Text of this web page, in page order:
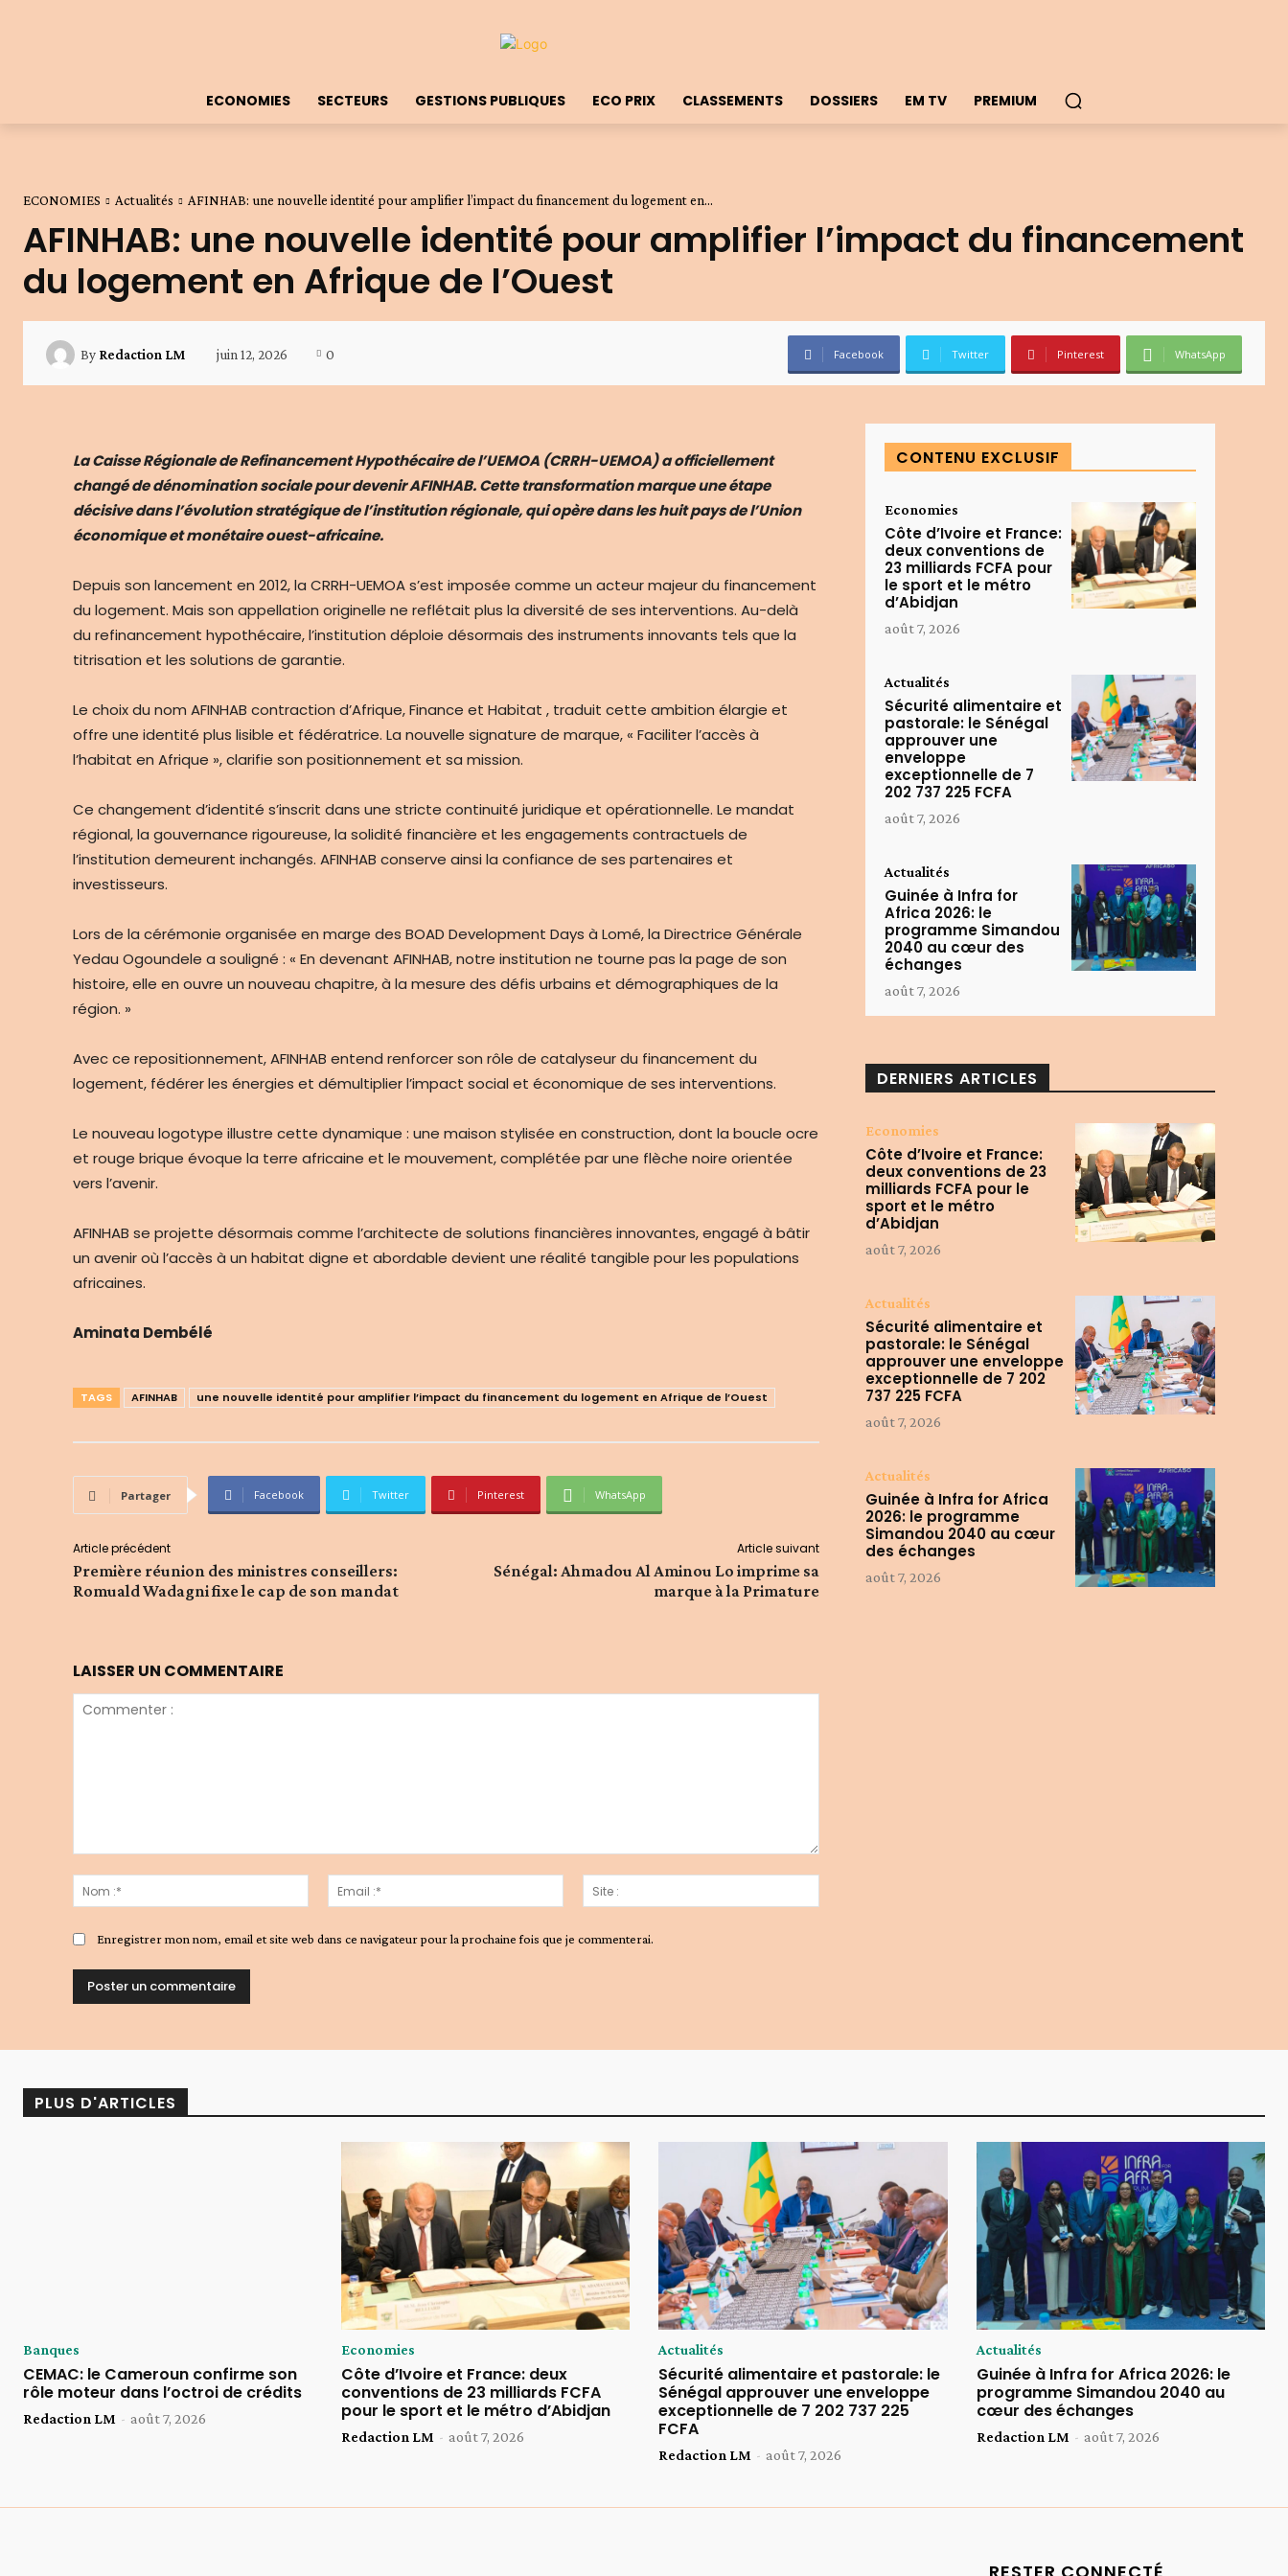
ECONOMIES SECTEURS GESTIONS PUBLIQUES ECO PRIX CLASSEMENTS DOSSIERS EM TV PREMIUM
ECONOMIES Actualités AFINHAB: une nouvelle identité pour amplifier l’impact du financement du logement en...
AFINHAB: une nouvelle identité pour amplifier l’impact du financement
du logement en Afrique de l’Ouest
By Redaction LM juin 12, 2026 0 Facebook Twitter Pinterest WhatsApp
La Caisse Régionale de Refinancement Hypothécaire de l’UEMOA (CRRH-UEMOA) a officiellement
changé de dénomination sociale pour devenir AFINHAB. Cette transformation marque une étape
décisive dans l’évolution stratégique de l’institution régionale, qui opère dans les huit pays de l’Union
économique et monétaire ouest-africaine.
Depuis son lancement en 2012, la CRRH-UEMOA s’est imposée comme un acteur majeur du financement
du logement. Mais son appellation originelle ne reflétait plus la diversité de ses interventions. Au-delà
du refinancement hypothécaire, l’institution déploie désormais des instruments innovants tels que la
titrisation et les solutions de garantie.
Le choix du nom AFINHAB contraction d’Afrique, Finance et Habitat , traduit cette ambition élargie et
offre une identité plus lisible et fédératrice. La nouvelle signature de marque, « Faciliter l’accès à
l’habitat en Afrique », clarifie son positionnement et sa mission.
Ce changement d’identité s’inscrit dans une stricte continuité juridique et opérationnelle. Le mandat
régional, la gouvernance rigoureuse, la solidité financière et les engagements contractuels de
l’institution demeurent inchangés. AFINHAB conserve ainsi la confiance de ses partenaires et
investisseurs.
Lors de la cérémonie organisée en marge des BOAD Development Days à Lomé, la Directrice Générale
Yedau Ogoundele a souligné : « En devenant AFINHAB, notre institution ne tourne pas la page de son
histoire, elle en ouvre un nouveau chapitre, à la mesure des défis urbains et démographiques de la
région. »
Avec ce repositionnement, AFINHAB entend renforcer son rôle de catalyseur du financement du
logement, fédérer les énergies et démultiplier l’impact social et économique de ses interventions.
Le nouveau logotype illustre cette dynamique : une maison stylisée en construction, dont la boucle ocre
et rouge brique évoque la terre africaine et le mouvement, complétée par une flèche noire orientée
vers l’avenir.
AFINHAB se projette désormais comme l’architecte de solutions financières innovantes, engagé à bâtir
un avenir où l’accès à un habitat digne et abordable devient une réalité tangible pour les populations
africaines.
Aminata Dembélé
TAGS AFINHAB une nouvelle identité pour amplifier l’impact du financement du logement en Afrique de l’Ouest
Partager Facebook Twitter Pinterest WhatsApp
Article précédent
Première réunion des ministres conseillers:
Romuald Wadagni fixe le cap de son mandat
Article suivant
Sénégal: Ahmadou Al Aminou Lo imprime sa
marque à la Primature
LAISSER UN COMMENTAIRE
:*
Email
:*
:
Enregistrer mon nom, email et site web dans ce navigateur pour la prochaine fois que je commenterai.
CONTENU EXCLUSIF
Economies
Côte d’Ivoire et France:
deux conventions de
23 milliards FCFA pour
le sport et le métro
d’Abidjan
août 7, 2026
Actualités
Sécurité alimentaire et
pastorale: le Sénégal
approuver une
enveloppe
exceptionnelle de 7
202 737 225 FCFA
août 7, 2026
Actualités
Guinée à Infra for
Africa 2026: le
programme Simandou
2040 au cœur des
échanges
août 7, 2026
DERNIERS ARTICLES
Economies
Côte d’Ivoire et France:
deux conventions de 23
milliards FCFA pour le
sport et le métro
d’Abidjan
août 7, 2026
Actualités
Sécurité alimentaire et
pastorale: le Sénégal
approuver une enveloppe
exceptionnelle de 7 202
737 225 FCFA
août 7, 2026
Actualités
Guinée à Infra for Africa
2026: le programme
Simandou 2040 au cœur
des échanges
août 7, 2026
PLUS D'ARTICLES
Banques
CEMAC: le Cameroun confirme son
rôle moteur dans l’octroi de crédits
Redaction LM - août 7, 2026
Economies
Côte d’Ivoire et France: deux
conventions de 23 milliards FCFA
pour le sport et le métro d’Abidjan
Redaction LM - août 7, 2026
Actualités
Sécurité alimentaire et pastorale: le
Sénégal approuver une enveloppe
exceptionnelle de 7 202 737 225
FCFA
Redaction LM - août 7, 2026
Actualités
Guinée à Infra for Africa 2026: le
programme Simandou 2040 au
cœur des échanges
Redaction LM - août 7, 2026